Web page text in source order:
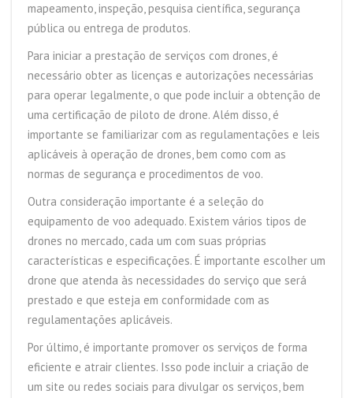
mapeamento, inspeção, pesquisa científica, segurança
pública ou entrega de produtos.
Para iniciar a prestação de serviços com drones, é
necessário obter as licenças e autorizações necessárias
para operar legalmente, o que pode incluir a obtenção de
uma certificação de piloto de drone. Além disso, é
importante se familiarizar com as regulamentações e leis
aplicáveis à operação de drones, bem como com as
normas de segurança e procedimentos de voo.
Outra consideração importante é a seleção do
equipamento de voo adequado. Existem vários tipos de
drones no mercado, cada um com suas próprias
características e especificações. É importante escolher um
drone que atenda às necessidades do serviço que será
prestado e que esteja em conformidade com as
regulamentações aplicáveis.
Por último, é importante promover os serviços de forma
eficiente e atrair clientes. Isso pode incluir a criação de
um site ou redes sociais para divulgar os serviços, bem